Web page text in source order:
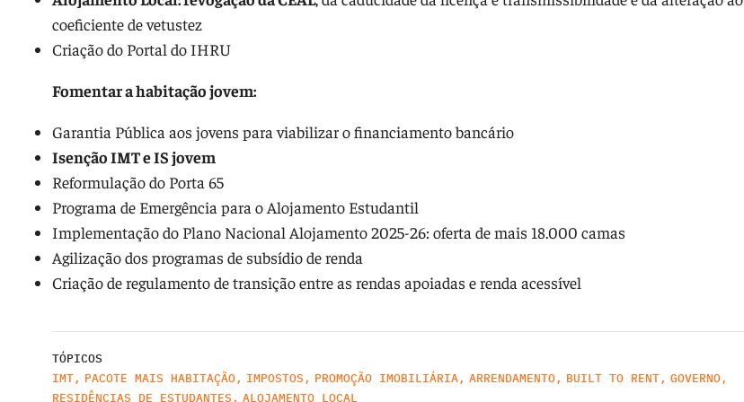
coeficiente de vetustez
Criação do Portal do IHRU
Fomentar a habitação jovem:
Garantia Pública aos jovens para viabilizar o financiamento bancário
Isenção IMT e IS jovem
Reformulação do Porta 65
Programa de Emergência para o Alojamento Estudantil
Implementação do Plano Nacional Alojamento 2025-26: oferta de mais 18.000 camas
Agilização dos programas de subsídio de renda
Criação de regulamento de transição entre as rendas apoiadas e renda acessível
TÓPICOS
IMT, PACOTE MAIS HABITAÇÃO, IMPOSTOS , PROMOÇÃO IMOBILIÁRIA, ARRENDAMENTO, BUILT TO RENT, GOVERNO,
RESIDÊNCIAS DE ESTUDANTES , ALOJAMENTO LOCAL